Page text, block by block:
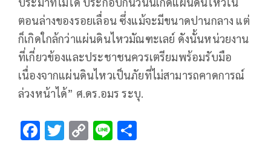
ตอนล่างของรอยเลื่อน ซึ่งแม้จะมีขนาดปานกลาง แต่
ก็เกิดใกล้กว่าแผ่นดินไหวมัณฑะเลย์ ดังนั้นหน่วยงาน
ที่เกี่ยวข้องและประชาชนควรเตรียมพร้อมรับมือ
เนื่องจากแผ่นดินไหวเป็นภัยที่ไม่สามารถคาดการณ์
ล่วงหน้าได้” ศ.ดร.อมร ระบุ.
F T C Li